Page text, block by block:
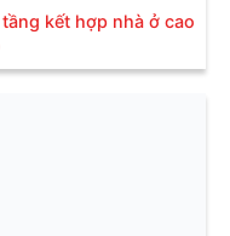
kết hợp nhà ở cao